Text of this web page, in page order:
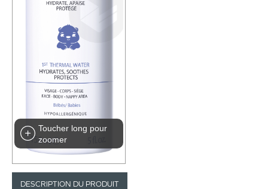
Toucher long pour
zoomer
DESCRIPTION DU PRODUIT